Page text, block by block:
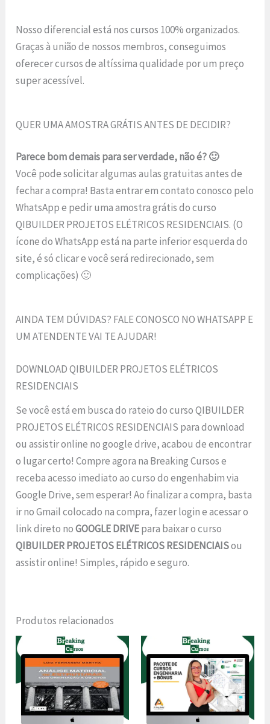
Nosso diferencial está nos cursos 100% organizados.
Graças à união de nossos membros, conseguimos
oferecer cursos de altíssima qualidade por um preço
super acessível.
QUER UMA AMOSTRA GRÁTIS ANTES DE DECIDIR?
Parece bom demais para ser verdade, não é? 🙂
Você pode solicitar algumas aulas gratuitas antes de
fechar a compra! Basta entrar em contato conosco pelo
WhatsApp e pedir uma amostra grátis do curso
QIBUILDER PROJETOS ELÉTRICOS RESIDENCIAIS. (O
ícone do WhatsApp está na parte inferior esquerda do
site, é só clicar e você será redirecionado, sem
complicações) 🙂
AINDA TEM DÚVIDAS? FALE CONOSCO NO WHATSAPP E
UM ATENDENTE VAI TE AJUDAR!
DOWNLOAD QIBUILDER PROJETOS ELÉTRICOS
RESIDENCIAIS
Se você está em busca do rateio do curso QIBUILDER
PROJETOS ELÉTRICOS RESIDENCIAIS para download
ou assistir online no google drive, acabou de encontrar
o lugar certo! Compre agora na Breaking Cursos e
receba acesso imediato ao curso do engenhabim via
Google Drive, sem esperar! Ao finalizar a compra, basta
ir no Gmail colocado na compra, fazer login e acessar o
link direto noGOOGLE DRIVEpara baixar o curso
QIBUILDER PROJETOS ELÉTRICOS RESIDENCIAISou
assistir online! Simples, rápido e seguro.
Produtos relacionados